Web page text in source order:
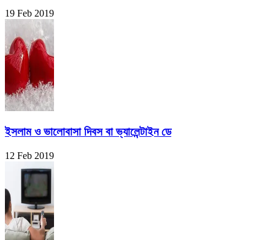
19 Feb 2019
ইসলাম ও ভালোবাসা দিবস বা ভ্যালেন্টাইন ডে
12 Feb 2019